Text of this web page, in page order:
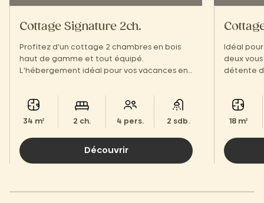
Cottage Signature 2ch.
Profitez d’un cottage 2 chambres en bois
haut de gamme et tout équipé.
L'hébergement idéal pour vos vacances en
34 m² 2 ch. 4 pers. 2 sdb.
Découvrir
Idéal
deux
détente
18 m²